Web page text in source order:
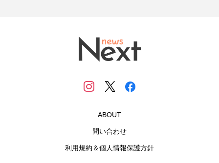
ABOUT
問い合わせ
利用規約＆個人情報保護方針